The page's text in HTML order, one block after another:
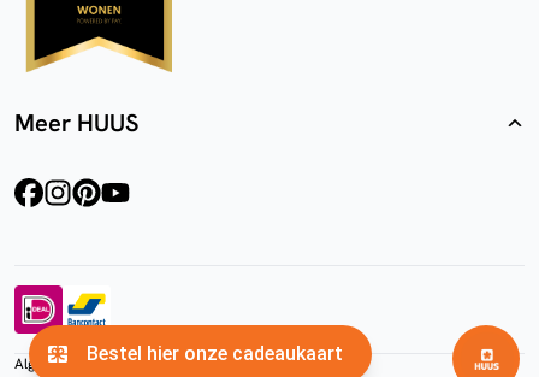
Meer HUUS
facebookinstagram
pinterest
youtube
Algemene voorwaardenPrivacyverklaringCookies